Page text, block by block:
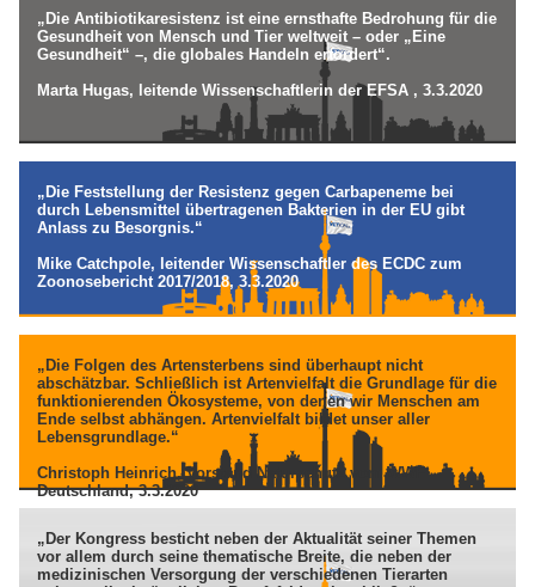
„Die Antibiotikaresistenz ist eine ernsthafte Bedrohung für die
Gesundheit von Mensch und Tier weltweit – oder „Eine
Gesundheit“ –, die globales Handeln erfordert“.
Marta Hugas, leitende Wissenschaftlerin der EFSA , 3.3.2020
„Die Feststellung der Resistenz gegen Carbapeneme bei
durch Lebensmittel übertragenen Bakterien in der EU gibt
Anlass zu Besorgnis.“
Mike Catchpole, leitender Wissenschaftler des ECDC zum
Zoonosebericht 2017/2018, 3.3.2020
„Die Folgen des Artensterbens sind überhaupt nicht
abschätzbar. Schließlich ist Artenvielfalt die Grundlage für die
funktionierenden Ökosysteme, von denen wir Menschen am
Ende selbst abhängen. Artenvielfalt bildet unser aller
Lebensgrundlage.“
Christoph Heinrich, Vorstand Naturschutz vom WWF
Deutschland, 3.3.2020
„Der Kongress besticht neben der Aktualität seiner Themen
vor allem durch seine thematische Breite, die neben der
medizinischen Versorgung der verschiedenen Tierarten